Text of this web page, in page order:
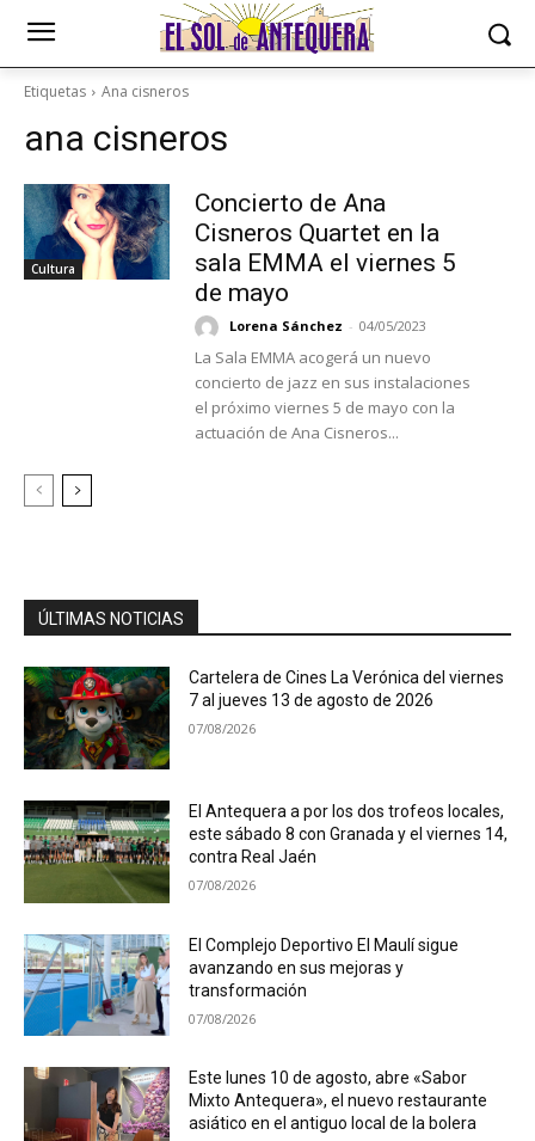
Etiquetas Ana cisneros
ana cisneros
Cultura
Concierto de Ana
Cisneros Quartet en la
sala EMMA el viernes 5
de mayo
Lorena Sánchez - 04/05/2023
La Sala EMMA acogerá un nuevo
concierto de jazz en sus instalaciones
el próximo viernes 5 de mayo con la
actuación de Ana Cisneros...
ÚLTIMAS NOTICIAS
Cartelera de Cines La Verónica del viernes
7 al jueves 13 de agosto de 2026
07/08/2026
El Antequera a por los dos trofeos locales,
este sábado 8 con Granada y el viernes 14,
contra Real Jaén
07/08/2026
El Complejo Deportivo El Maulí sigue
avanzando en sus mejoras y
transformación
07/08/2026
Este lunes 10 de agosto, abre «Sabor
Mixto Antequera», el nuevo restaurante
asiático en el antiguo local de la bolera